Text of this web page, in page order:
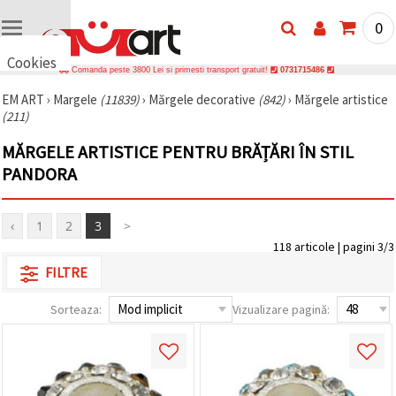
Cookies
vrem să vă
oferim
cookie -uri.
Cu toate
acestea, ele
de cele pe
care le
cunoașteți,
suntem
veți avea
cea mai
experiență
aici,
0
Comanda peste 3800 Lei si primesti transport gratuit! 0731715486
EM ART › Margele (11839)› Mărgele decorative (842)› Mărgele artistice
(211)
MĂRGELE ARTISTICE PENTRU BRĂȚĂRI ÎN STIL
PANDORA
‹ 1 2 3 >
118 articole | pagini 3/3
FILTRE
Sorteaza: Vizualizare pagină: